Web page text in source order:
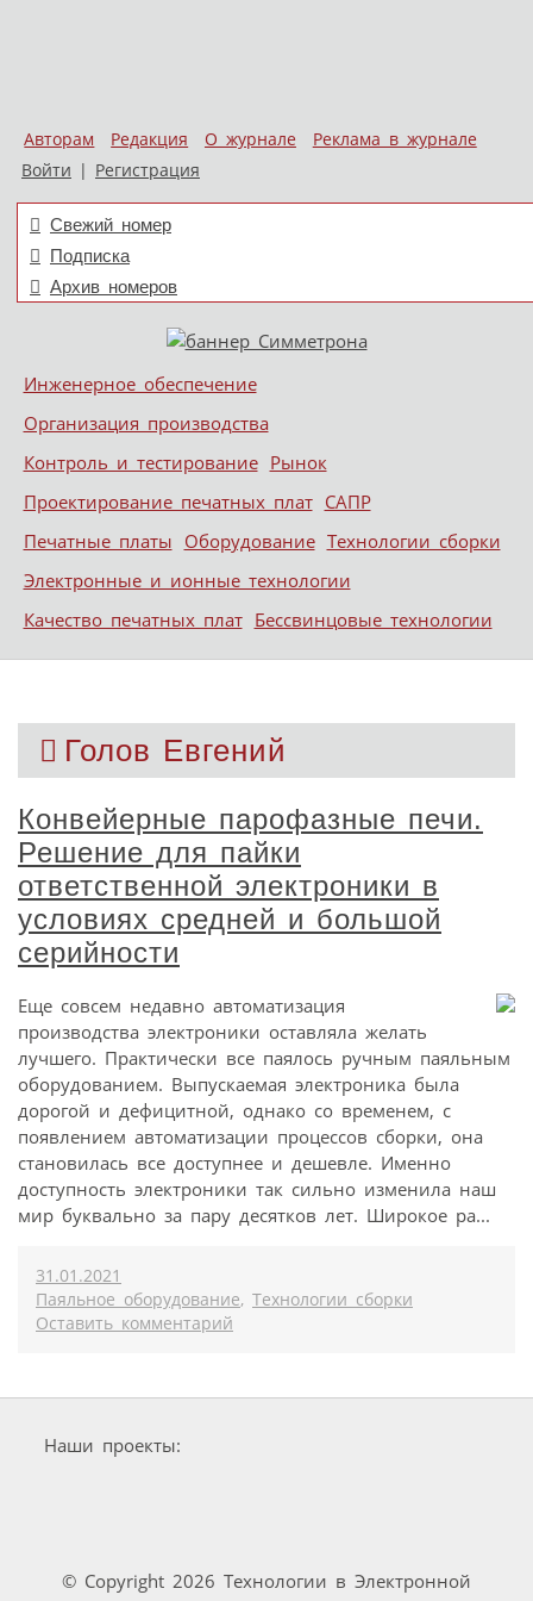
Авторам Редакция О журнале
Реклама в журнале
Войти | Регистрация
Свежий номер
Подписка
Архив номеров
Меню
Skip to content
Инженерное обеспечение
Организация производства
Контроль и тестирование Рынок
Проектирование печатных плат САПР
Печатные платы Оборудование Технологии сборки
Электронные и ионные технологии
Качество печатных плат Бессвинцовые технологии
Голов Евгений
Конвейерные парофазные печи.
Решение для пайки
ответственной электроники в
условиях средней и большой
серийности
Еще совсем недавно автоматизация
производства электроники оставляла желать
лучшего. Практически все паялось ручным паяльным
оборудованием. Выпускаемая электроника была
дорогой и дефицитной, однако со временем, с
появлением автоматизации процессов сборки, она
становилась все доступнее и дешевле. Именно
доступность электроники так сильно изменила наш
мир буквально за пару десятков лет. Широкое ра...
31.01.2021
Паяльное оборудование, Технологии сборки
Оставить комментарий
Наши проекты:
© Copyright 2026 Технологии в Электронной